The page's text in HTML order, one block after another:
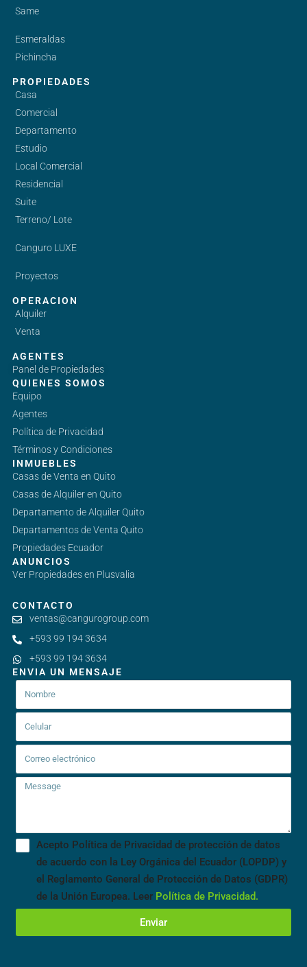
Same
Esmeraldas
Pichincha
PROPIEDADES
Casa
Comercial
Departamento
Estudio
Local Comercial
Residencial
Suite
Terreno/ Lote
Canguro LUXE
Proyectos
OPERACION
Alquiler
Venta
AGENTES
Panel de Propiedades
QUIENES SOMOS
Equipo
Agentes
Política de Privacidad
Términos y Condiciones
INMUEBLES
Casas de Venta en Quito
Casas de Alquiler en Quito
Departamento de Alquiler Quito
Departamentos de Venta Quito
Propiedades Ecuador
ANUNCIOS
Ver Propiedades en Plusvalia
CONTACTO
ventas@cangurogroup.com
+593 99 194 3634
+593 99 194 3634
ENVIA UN MENSAJE
Acepto Política de Privacidad de protección de datos
de acuerdo con la Ley Orgánica del Ecuador (LOPDP) y
el Reglamento General de Protección de Datos (GDPR)
de la Unión Europea. Leer Política de Privacidad.
Enviar